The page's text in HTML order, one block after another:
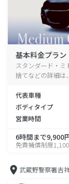
基本料金プラン
スタンダード・ミ
捨てなどの詳細は
代表車種
ボディタイプ
営業時間
6時間まで9,900
免責補償制度
武蔵野警察署吉